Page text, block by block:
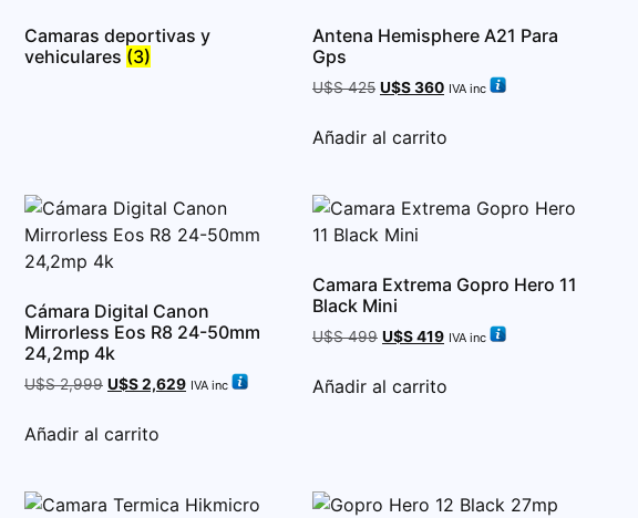
Camaras deportivas y
vehiculares (3)
Antena Hemisphere A21 Para
Gps
U$S425 U$S360 IVA inc
Añadir al carrito
Cámara Digital Canon
Mirrorless Eos R8 24-50mm
24,2mp 4k
U$S2,999 U$S2,629 IVA inc
Añadir al carrito
Camara Extrema Gopro Hero 11
Black Mini
U$S499 U$S419 IVA inc
Añadir al carrito